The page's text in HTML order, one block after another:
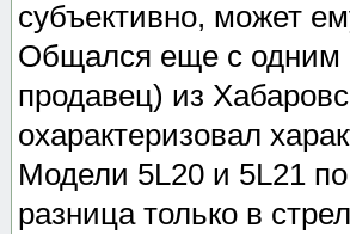
субъективно, может
Общался еще с одним
продавец) из
охарактеризовал
Модели 5L20 и 5L21
разница только в